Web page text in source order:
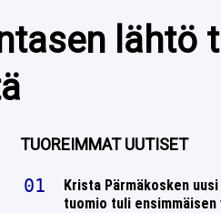
lähtö
TUOREIMMAT UUTISET
Krista Pärmäkosken
tuomio tuli